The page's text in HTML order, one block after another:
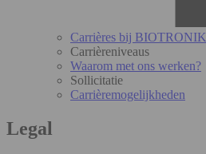
Carrières bij BIOTRONIK
Carrièreniveaus
Waarom met ons werken?
Sollicitatie
Carrièremogelijkheden
Legal